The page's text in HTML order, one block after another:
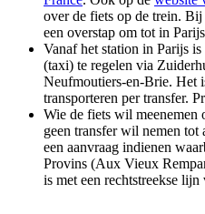
over de fiets op de trein.
een overstap om tot in
Vanaf het station in Parijs
(taxi) te regelen via
Neufmoutiers-en-Brie. Het
transporteren per transfer.
Wie de fiets wil
geen transfer wil nemen
een aanvraag indienen
Provins (Aux Vieux
is met een rechtstreekse